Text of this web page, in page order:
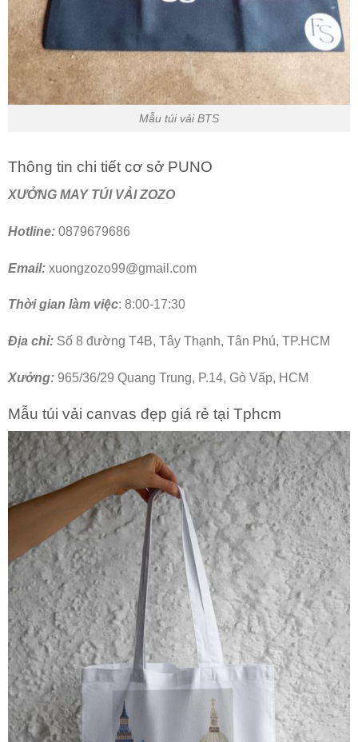
Mẫu túi vải BTS
Thông tin chi tiết cơ sở PUNO
XƯỞNG MAY TÚI VẢI ZOZO
Hotline: 0879679686
Email: xuongzozo99@gmail.com
Thời gian làm việc: 8:00-17:30
Địa chỉ: Số 8 đường T4B, Tây Thạnh, Tân Phú, TP.HCM
Xưởng: 965/36/29 Quang Trung, P.14, Gò Vấp, HCM
Mẫu túi vải canvas đẹp giá rẻ tại Tphcm